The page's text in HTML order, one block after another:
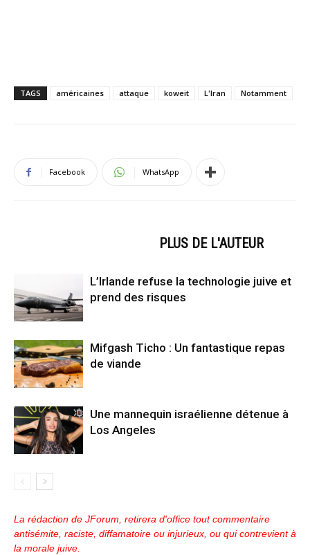
TAGS américaines attaque koweit L'Iran Notamment
Facebook WhatsApp
PLUS DE L'AUTEUR
L’Irlande refuse la technologie juive et
prend des risques
Mifgash Ticho : Un fantastique repas
de viande
Une mannequin israélienne détenue à
Los Angeles
La rédaction de JForum, retirera d'office tout commentaire
antisémite, raciste, diffamatoire ou injurieux, ou qui contrevient à
la morale juive.